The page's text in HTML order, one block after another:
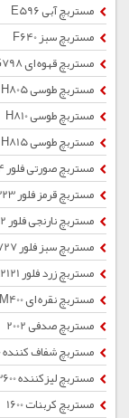
مستربچ آبی E596
مستربچ سبز F640
مستربچ قهوه ای G798
مستربچ طوسی H805
مستربچ طوسی H810
مستربچ طوسی H815
مستربچ صورتی فلور Z2424
مستربچ قرمز فلور Z2323
مستربچ نارنجی فلور Z2222
مستربچ سبز فلور Z2727
مستربچ زرد فلور Z2121
مستربچ نقره ای M400
مستربچ صدفی 2002
مستربچ شفاف کننده 2000
مستربچ لیزکننده 3600
مستربچ کربنات 1600